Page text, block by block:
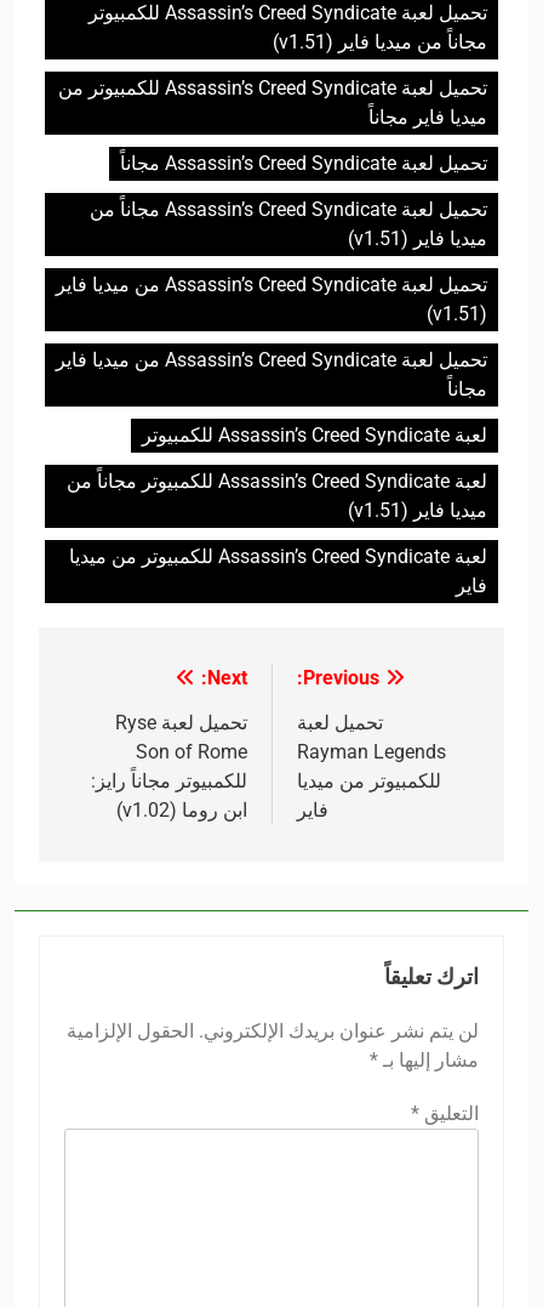
تحميل لعبة Assassin’s Creed Syndicate للكمبيوتر
مجاناً من ميديا فاير (v1.51)
تحميل لعبة Assassin’s Creed Syndicate للكمبيوتر من
ميديا فاير مجاناً
تحميل لعبة Assassin’s Creed Syndicate مجاناً
تحميل لعبة Assassin’s Creed Syndicate مجاناً من
ميديا فاير (v1.51)
تحميل لعبة Assassin’s Creed Syndicate من ميديا فاير
(v1.51)
تحميل لعبة Assassin’s Creed Syndicate من ميديا فاير
مجاناً
لعبة Assassin’s Creed Syndicate للكمبيوتر
لعبة Assassin’s Creed Syndicate للكمبيوتر مجاناً من
ميديا فاير (v1.51)
لعبة Assassin’s Creed Syndicate للكمبيوتر من ميديا
فاير
المقالات
Previous:
تحميل لعبة
Rayman Legends
للكمبيوتر من ميديا
فاير
Next:
تحميل لعبة Ryse
Son of Rome
للكمبيوتر مجاناً رايز:
ابن روما (v1.02)
اترك تعليقاً
لن يتم نشر عنوان بريدك الإلكتروني. الحقول الإلزامية
مشار إليها بـ *
التعليق *